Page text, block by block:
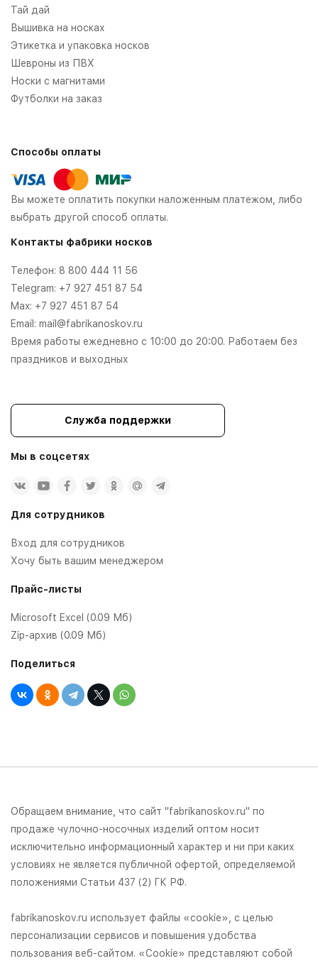
Тай дай
Вышивка на носках
Этикетка и упаковка носков
Шевроны из ПВХ
Носки с магнитами
Футболки на заказ
Способы оплаты
Вы можете оплатить покупки наложенным платежом, либо
выбрать другой способ оплаты.
Контакты фабрики носков
Телефон: 8 800 444 11 56
Telegram: +7 927 451 87 54
Max: +7 927 451 87 54
Email: mail@fabrikanoskov.ru
Время работы ежедневно с 10:00 до 20:00. Работаем без
праздников и выходных
Служба поддержки
Мы в соцсетях
Для сотрудников
Вход для сотрудников
Хочу быть вашим менеджером
Прайс-листы
Microsoft Excel (0.09 Мб)
Zip-архив (0.09 Мб)
Поделиться
Обращаем внимание, что сайт "fabrikanoskov.ru" по
продаже чулочно-носочных изделий оптом носит
исключительно информационный характер и ни при каких
условиях не является публичной офертой, определяемой
положениями Статьи 437 (2) ГК РФ.
fabrikanoskov.ru использует файлы «cookie», с целью
персонализации сервисов и повышения удобства
пользования веб-сайтом. «Cookie» представляют собой